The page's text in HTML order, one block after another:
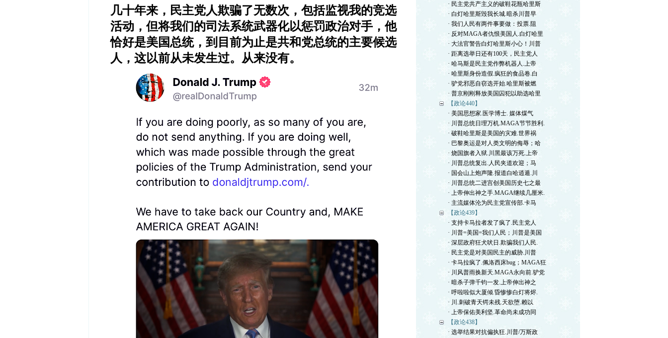
几十年来，民主党人欺骗了无数次，包括监视我的竞选
活动，但将我们的司法系统武器化以惩罚政治对手，他
恰好是美国总统，到目前为止是共和党总统的主要候选
人，这以前从未发生过。从来没有。
· 民主党共产主义的破鞋花瓶哈里斯
· 白灯哈里斯毁我长城.暗杀川普早
· 我们人民有两件事要做：投票.阻
· 反对MAGA者仇恨美国人.白灯哈里
· 大法官警告白灯哈里斯小心！川普
· 距离选举日还有100天，民主党人
· 哈马斯是民主党作弊机器人.上帝
· 哈里斯身份造假.疯狂的食品卷.白
· 驴党邪恶自窃选开始.哈里斯被燃
· 普京刚刚释放美国囚犯以助选哈里
【政论440】
· 美国思想家.医学博士. 媒体煤气
· 川普总统日理万机.MAGA节节胜利.
· 破鞋哈里斯是美国的灾难.世界祸
· 巴黎奥运是对人类文明的侮辱；哈
· 烧国旗者入狱.川黑最该万死.上帝
· 川普总统复出.人民夹道欢迎；马
· 国会山上炮声隆.报道白哈逍遁.川
· 川普总统二进宫创美国历史七之最
· 上帝伸出神之手.MAGA继续几厘米.
· 主流媒体沦为民主党宣传部.卡马
【政论439】
· 支持卡马拉者发了疯了.民主党人
· 川普=美国=我们人民；川普是美国
· 深层政府狂犬吠日.欺骗我们人民.
· 民主党是对美国民主的威胁.川普
· 卡马拉疯了.佩洛西床bug；MAGA狂
· 川风普雨换新天.MAGA永向前.驴党
· 暗杀子弹千钧一发.上帝伸出神之
· 呼啦啦似大厦倾.昏惨惨白灯将烬.
· 川.刺破青天锷未残.天欲堕.赖以
· 上帝保佑美利坚.革命尚未成功同
【政论438】
· 选举结果对抗偏执狂.川普/万斯政